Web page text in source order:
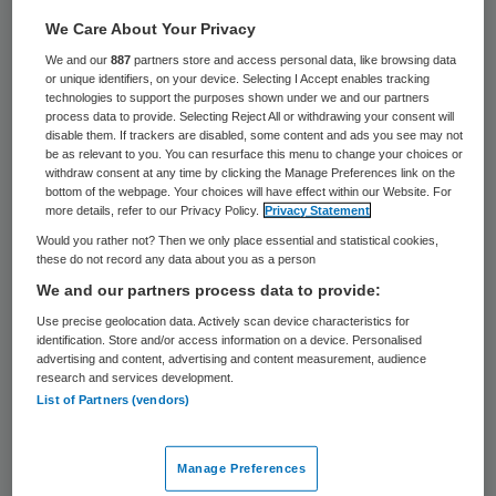
Grootschalige inenting tegen
baarmoederhalskanker kan er juist toe
leiden dat meer vrouwen aan de ziekte
overlijden. Dat stelt het Nederlands
Huisartsengenootschap NHG in het blad
Medisch Contact, meldt de Telegraaf
vandaag. De artsen vrezen dat vrouwen
zich door de vaccinatie nooit meer zullen
laten controleren waardoor de ziekte
alsnog de kop kan opsteken.
We Care About Your Privacy
We and our887 partners store and access personal data, like browsing data
or unique identifiers, on your device. Selecting I Accept enables tracking
technologies to support the purposes shown under we and our partners
process data to provide. Selecting Reject All or withdrawing your consent will
disable them. If trackers are disabled, some content and ads you see may not
be as relevant to you. You can resurface this menu to change your choices or
withdraw consent at any time by clicking the Manage Preferences link on the
bottom of the webpage. Your choices will have effect within our Website. For
more details, refer to our Privacy Policy.
Privacy Statement
Would you rather not? Then we only place essential and statistical cookies,
these do not record any data about you as a person
We and our partners process data to provide:
Use precise geolocation data. Actively scan device characteristics for
identification. Store and/or access information on a device. Personalised
advertising and content, advertising and content measurement, audience
research and services development.
List of Partners (vendors)
Manage Preferences